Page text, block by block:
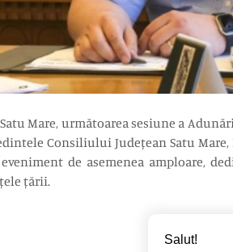
Mare, următoarea sesiune a
Consiliului Județean Satu Mare,
de asemenea amploare,
țării.
Salut!